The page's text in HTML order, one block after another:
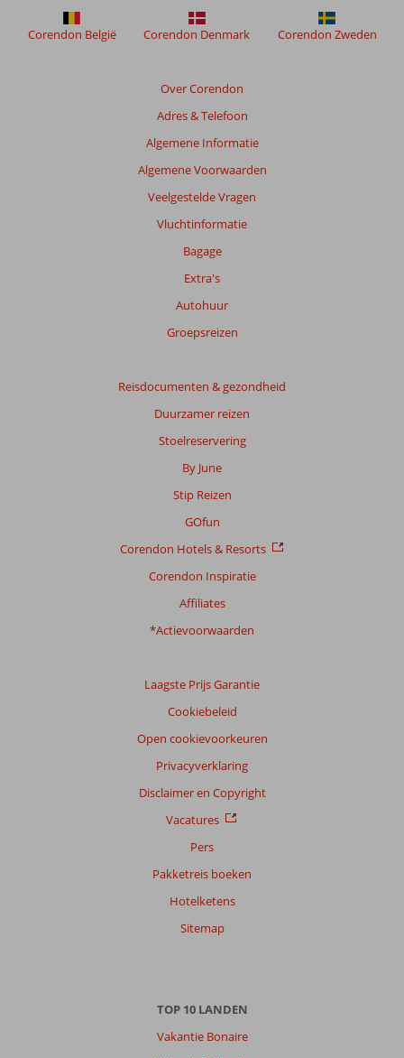
om
de
Over Corendon
Adres & Telefoon
Algemene Informatie
Algemene Voorwaarden
Veelgestelde Vragen
Vluchtinformatie
Bagage
Extra's
Autohuur
Groepsreizen
Reisdocumenten & gezondheid
Duurzamer reizen
Stoelreservering
By June
Stip Reizen
GOfun
Corendon Hotels & Resorts
Corendon Inspiratie
Affiliates
*Actievoorwaarden
Laagste Prijs Garantie
Cookiebeleid
Open cookievoorkeuren
Privacyverklaring
Disclaimer en Copyright
Vacatures
Pers
Pakketreis boeken
Hotelketens
Sitemap
Corendon België Corendon Denmark Corendon Zweden
TOP 10 LANDEN
Vakantie Bonaire